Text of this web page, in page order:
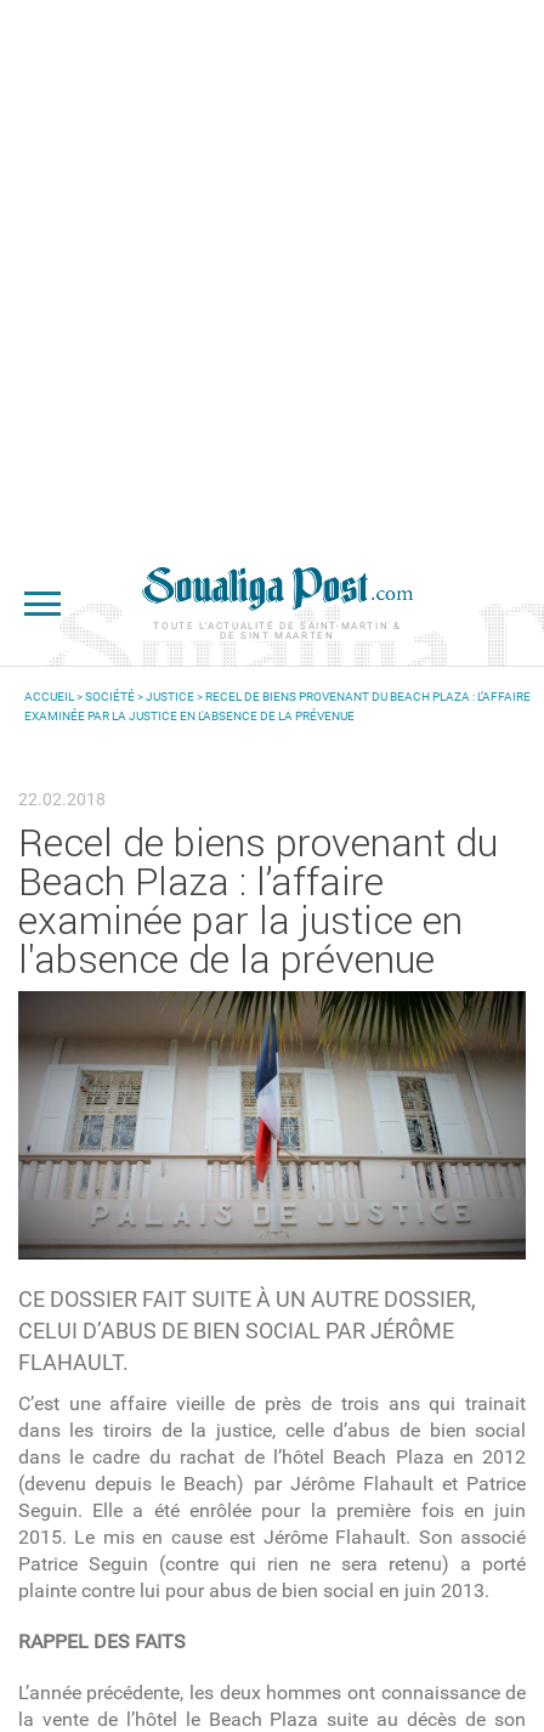
TOUTE L'ACTUALITÉ DE SAINT-MARTIN &
DE SINT MAARTEN
VOUS ÊTES ICI
ACCUEIL >SOCIÉTÉ>JUSTICE> RECEL DE BIENS PROVENANT DU BEACH PLAZA : L’AFFAIRE
EXAMINÉE PAR LA JUSTICE EN L'ABSENCE DE LA PRÉVENUE
22.02.2018
Recel de biens provenant du
Beach Plaza : l’affaire
examinée par la justice en
l'absence de la prévenue
CE DOSSIER FAIT SUITE À UN AUTRE DOSSIER,
CELUI D’ABUS DE BIEN SOCIAL PAR JÉRÔME
FLAHAULT.
C’est une affaire vieille de près de trois ans qui trainait
dans les tiroirs de la justice, celle d’abus de bien social
dans le cadre du rachat de l’hôtel Beach Plaza en 2012
(devenu depuis le Beach) par Jérôme Flahault et Patrice
Seguin. Elle a été enrôlée pour la première fois en juin
2015. Le mis en cause est Jérôme Flahault. Son associé
Patrice Seguin (contre qui rien ne sera retenu) a porté
plainte contre lui pour abus de bien social en juin 2013.
RAPPEL DES FAITS
L’année précédente, les deux hommes ont connaissance de
la vente de l’hôtel le Beach Plaza suite au décès de son